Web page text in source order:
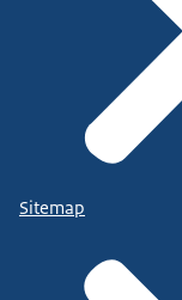
Sitemap